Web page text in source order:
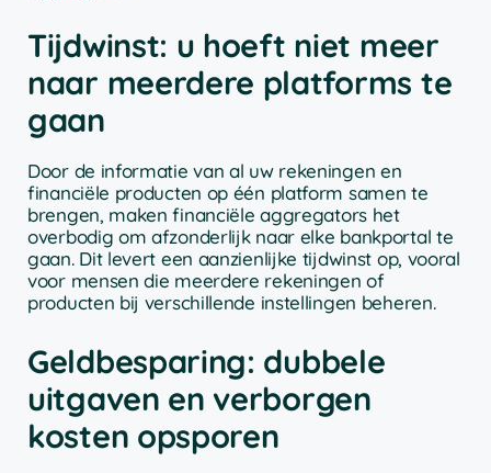
Tijdwinst: u hoeft niet meer
naar meerdere platforms te
gaan
Door de informatie van al uw rekeningen en
financiële producten op één platform samen te
brengen, maken financiële aggregators het
overbodig om afzonderlijk naar elke bankportal te
gaan. Dit levert een aanzienlijke tijdwinst op, vooral
voor mensen die meerdere rekeningen of
producten bij verschillende instellingen beheren.
Geldbesparing: dubbele
uitgaven en verborgen
kosten opsporen